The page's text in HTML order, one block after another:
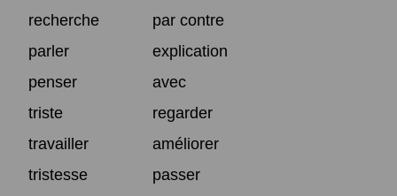
recherche
par contre
parler
explication
penser
avec
triste
regarder
travailler
améliorer
tristesse
passer